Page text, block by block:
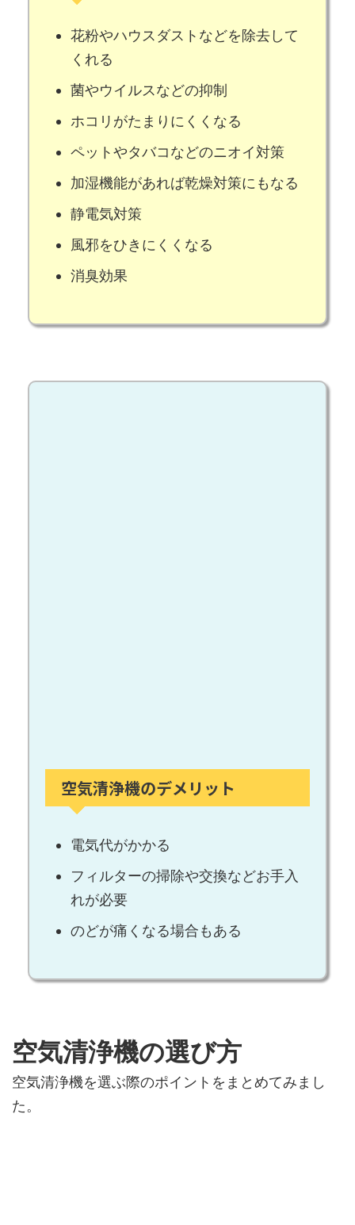
花粉やハウスダストなどを除去して
くれる
菌やウイルスなどの抑制
ホコリがたまりにくくなる
ペットやタバコなどのニオイ対策
加湿機能があれば乾燥対策にもなる
静電気対策
風邪をひきにくくなる
消臭効果
空気清浄機のデメリット
電気代がかかる
フィルターの掃除や交換などお手入
れが必要
のどが痛くなる場合もある
空気清浄機の選び方
空気清浄機を選ぶ際のポイントをまとめてみまし
た。